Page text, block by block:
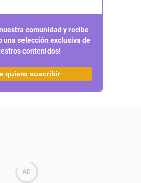
comunidad y recibe
una selección exclusiva de
contenidos!
quiero suscribir